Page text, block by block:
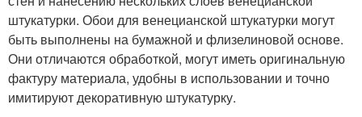
штукатурки. Обои для венецианской штукатурки могут
быть выполнены на бумажной и флизелиновой основе.
Они отличаются обработкой, могут иметь оригинальную
фактуру материала, удобны в использовании и точно
имитируют декоративную штукатурку.